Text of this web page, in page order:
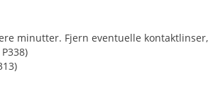
minutter. Fjern eventuelle kontaktlinser,